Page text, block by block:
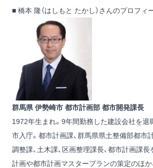
■ 橋本 隆（はしもと たかし）さんのプロフィ
群馬県 伊勢崎市 都市計画部 都市開発課長
1972年生まれ。9年間勤務した建設会社を退
市入庁。都市計画課、群馬県県土整備部都市計
調整課、土木課、区画整理課長、都市計画課長
計画や都市計画マスタープランの策定のほか